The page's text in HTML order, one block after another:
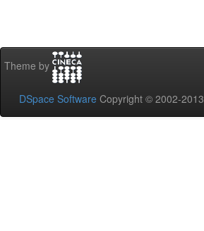
Theme by
DSpace Software Copyright © 2002-2013